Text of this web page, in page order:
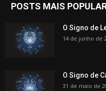
POSTS MAIS
O Signo de
14 de junho de
O Signo de
31 de maio de